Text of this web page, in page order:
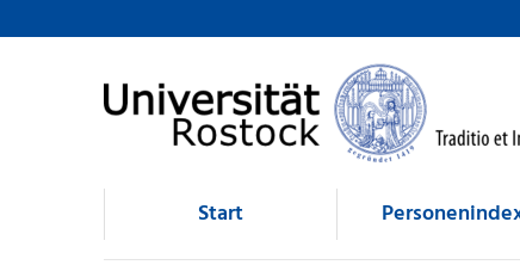
Browsen
direkt zum Inhalt
Start